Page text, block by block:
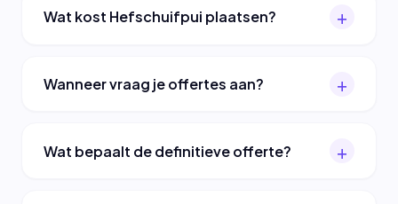
Wat kost Hefschuifpui plaatsen?
Wanneer vraag je offertes aan?
Wat bepaalt de definitieve offerte?